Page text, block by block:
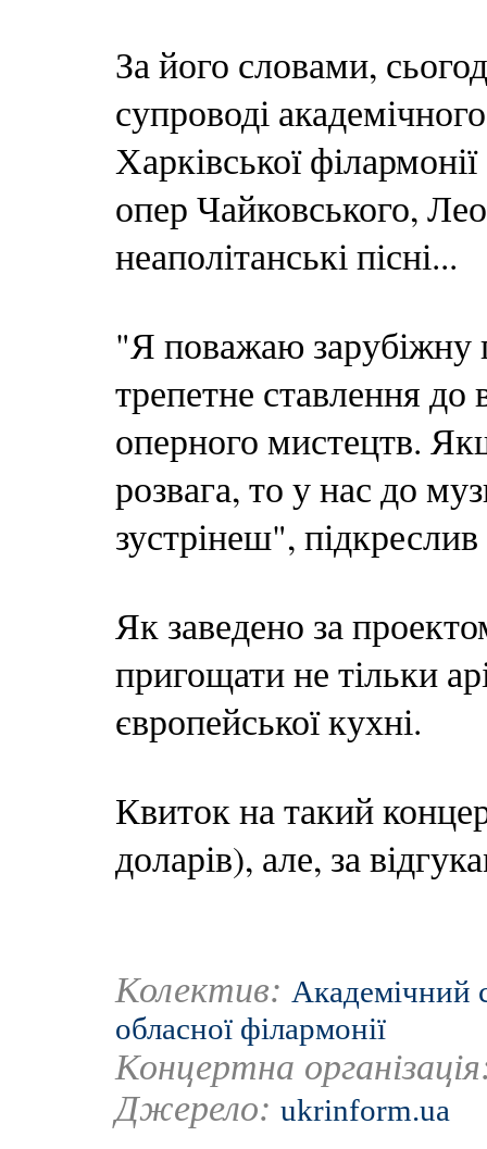
За його словами,
супроводі
Харківської
опер Чайковського,
неаполітанські пісні...
"Я поважаю зарубіжну
трепетне ставлення до
оперного мистецтв.
розвага, то у нас до
зустрінеш",
Як заведено за
пригощати не тільки
європейської кухні.
Квиток на такий
доларів), але, за
Колектив: Академічний
обласної філармонії
Концертна
Джерело: ukrinform.ua